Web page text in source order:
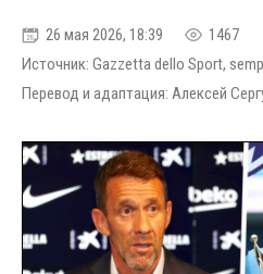
26 мая 2026, 18:39
1467
Источник: Gazzetta dello Sport,
Перевод и адаптация: Алексей